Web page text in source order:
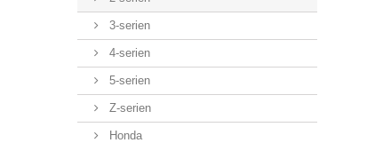
3-serien
4-serien
5-serien
Z-serien
Honda